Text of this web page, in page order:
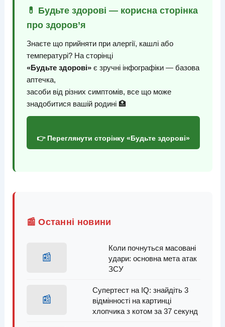
💊 Будьте здорові — корисна сторінка
про здоров’я
Знаєте що прийняти при алергії, кашлі або
температурі? На сторінці
«Будьте здорові»є зручні інфографіки — базова
аптечка,
засоби від різних симптомів, все що може
знадобитися вашій родині 🏥
👉 Переглянути сторінку «Будьте здорові»
📰 Останні новини
📰
Коли почнуться масовані
удари: основна мета атак
ЗСУ
📰
Супертест на IQ: знайдіть 3
відмінності на картинці
хлопчика з котом за 37 секунд